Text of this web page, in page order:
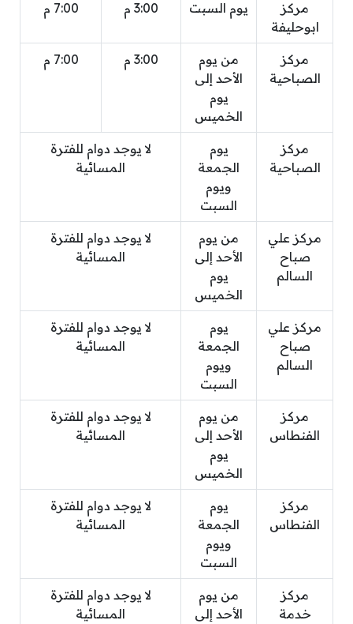
مركز
ابوحليفة
يوم السبت 3:00 م 7:00 م
مركز
الصباحية
من يوم
الأحد إلى
يوم
الخميس
3:00 م 7:00 م
مركز
الصباحية
يوم
الجمعة
ويوم
السبت
لا يوجد دوام للفترة
المسائية
مركز علي
صباح
السالم
من يوم
الأحد إلى
يوم
الخميس
لا يوجد دوام للفترة
المسائية
مركز علي
صباح
السالم
يوم
الجمعة
ويوم
السبت
لا يوجد دوام للفترة
المسائية
مركز
الفنطاس
من يوم
الأحد إلى
يوم
الخميس
لا يوجد دوام للفترة
المسائية
مركز
الفنطاس
يوم
الجمعة
ويوم
السبت
لا يوجد دوام للفترة
المسائية
مركز
خدمة
من يوم
الأحد إلى
لا يوجد دوام للفترة
المسائية